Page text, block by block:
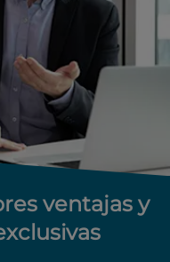
ventajas y